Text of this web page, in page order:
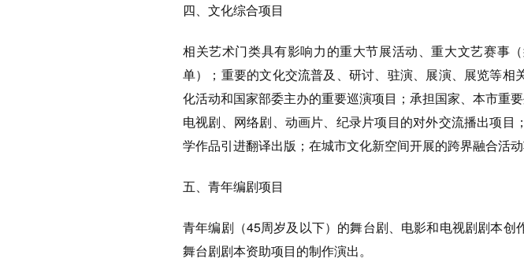
四、文化综合项目
相关艺术门类具有影响力的重大节展活动、重大文艺赛事
单）；重要的文化交流普及、研讨、驻演、展演、展览等相
化活动和国家部委主办的重要巡演项目；承担国家、本市重
电视剧、网络剧、动画片、纪录片项目的对外交流播出项目
学作品引进翻译出版；在城市文化新空间开展的跨界融合活动
五、青年编剧项目
青年编剧（45周岁及以下）的舞台剧、电影和电视剧剧本
舞台剧剧本资助项目的制作演出。